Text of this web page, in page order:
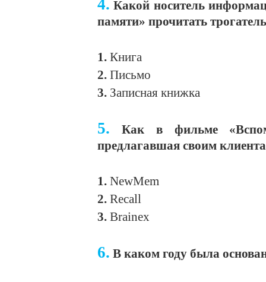
4. Какой носитель
памяти» прочитать
1. Книга
2. Письмо
3. Записная книжка
5.
Как в фильме
предлагавшая своим
1. NewMem
2. Recall
3. Brainex
6. В каком году была